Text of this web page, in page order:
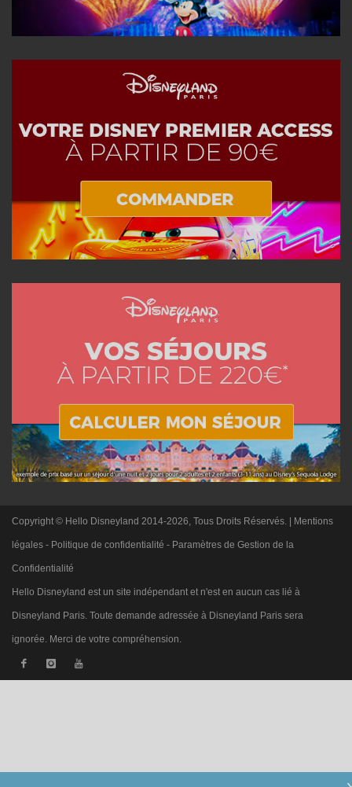
Copyright © Hello Disneyland 2014-2026, Tous Droits Réservés. | Mentions
légales - Politique de confidentialité - Paramètres de Gestion de la
Confidentialité
Hello Disneyland est un site indépendant et n'est en aucun cas lié à
Disneyland Paris. Toute demande adressée à Disneyland Paris sera
ignorée. Merci de votre compréhension.